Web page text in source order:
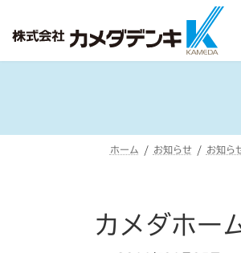
ス
ン
ホーム お知らせ お知ら
カメダホー